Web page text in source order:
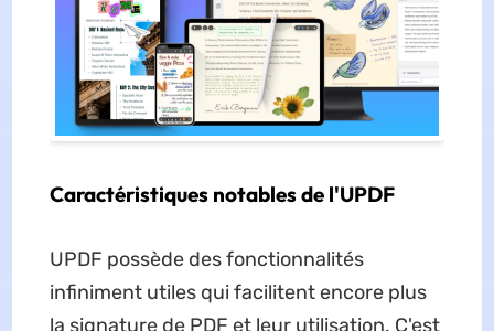
Caractéristiques notables de l'UPDF
UPDF possède des fonctionnalités
infiniment utiles qui facilitent encore plus
la signature de PDF et leur utilisation. C'est